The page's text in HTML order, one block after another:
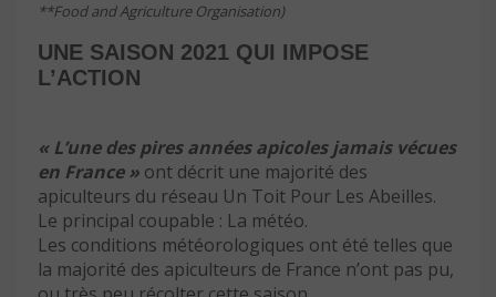
**Food and Agriculture Organisation)
UNE SAISON 2021 QUI IMPOSE
L’ACTION
« L’une des pires années apicoles jamais vécues
en France » ont décrit une majorité des
apiculteurs du réseau Un Toit Pour Les Abeilles.
Le principal coupable : La météo.
Les conditions météorologiques ont été telles que
la majorité des apiculteurs de France n’ont pas pu,